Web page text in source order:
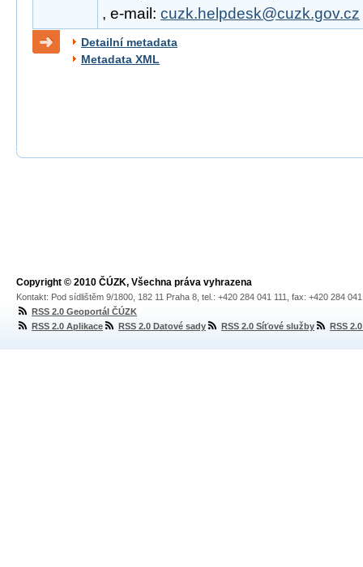
, e-mail: cuzk.helpdesk@cuzk.gov.cz
Detailní metadata
Metadata XML
Copyright © 2010 ČÚZK, Všechna práva vyhrazena
Kontakt: Pod sídlištěm 9/1800, 182 11 Praha 8, tel.: +420 284 041 111, fax: +420 284
RSS 2.0 Geoportál ČÚZK
RSS 2.0 Aplikace
RSS 2.0 Datové sady RSS 2.0 Síťové služby RSS